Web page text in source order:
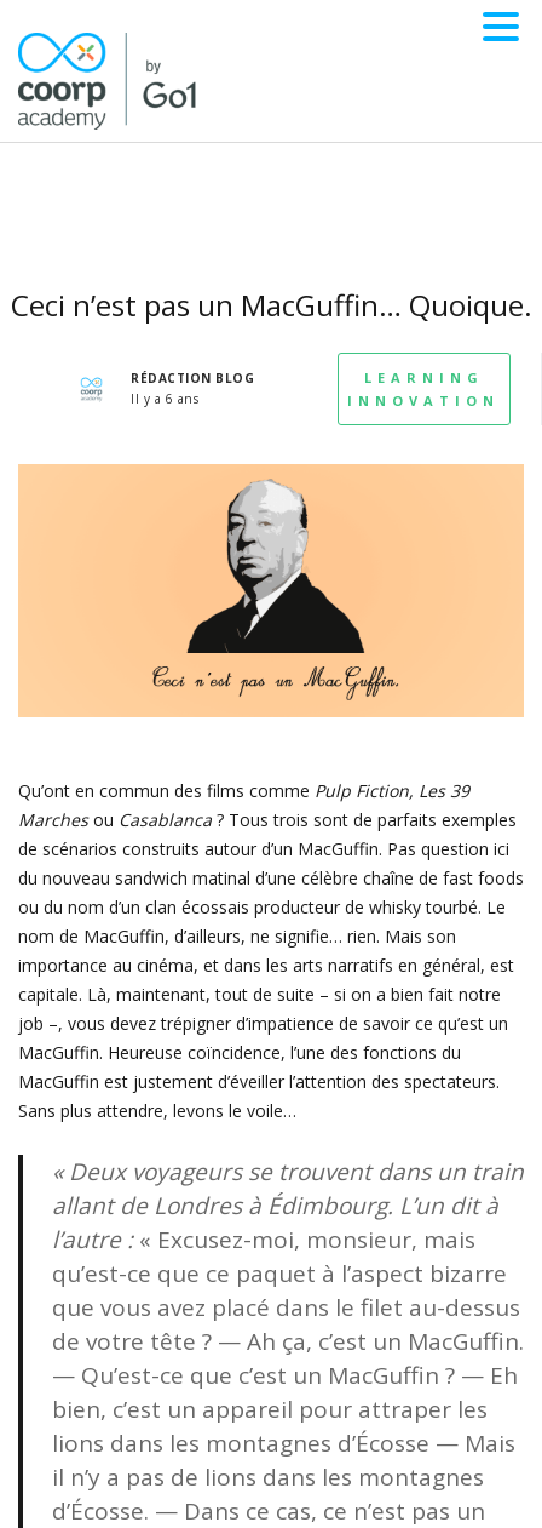
Ceci n’est pas un MacGuffin… Quoique.
RÉDACTION BLOG
Il y a 6 ans
LEARNING
INNOVATION
Qu’ont en commun des films comme Pulp Fiction, Les 39
Marchesou Casablanca ? Tous trois sont de parfaits exemples
de scénarios construits autour d’un MacGuffin. Pas question ici
du nouveau sandwich matinal d’une célèbre chaîne de fast foods
ou du nom d’un clan écossais producteur de whisky tourbé. Le
nom de MacGuffin, d’ailleurs, ne signifie… rien. Mais son
importance au cinéma, et dans les arts narratifs en général, est
capitale. Là, maintenant, tout de suite – si on a bien fait notre
job –, vous devez trépigner d’impatience de savoir ce qu’est un
MacGuffin. Heureuse coïncidence, l’une des fonctions du
MacGuffin est justement d’éveiller l’attention des spectateurs.
Sans plus attendre, levons le voile…
« Deux voyageurs se trouvent dans un train
allant de Londres à Édimbourg. L’un dit à
l’autre :« Excusez-moi, monsieur, mais
qu’est-ce que ce paquet à l’aspect bizarre
que vous avez placé dans le filet au-dessus
de votre tête ? — Ah ça, c’est un MacGuffin.
— Qu’est-ce que c’est un MacGuffin ? — Eh
bien, c’est un appareil pour attraper les
lions dans les montagnes d’Écosse — Mais
il n’y a pas de lions dans les montagnes
d’Écosse. — Dans ce cas, ce n’est pas un